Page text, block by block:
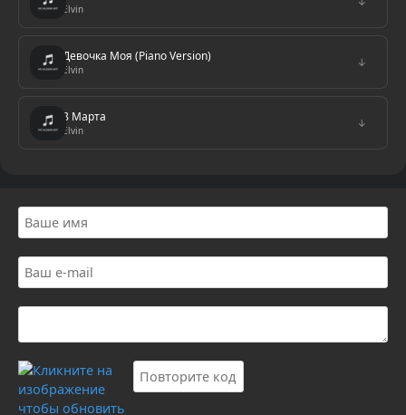
Elvin
Девочка Моя (Piano Version)
Elvin
↓
8 Марта
Elvin
↓